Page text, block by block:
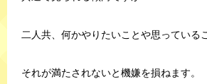
二人共、何かやりたいことや思っている
それが満たされないと機嫌を損ねます。